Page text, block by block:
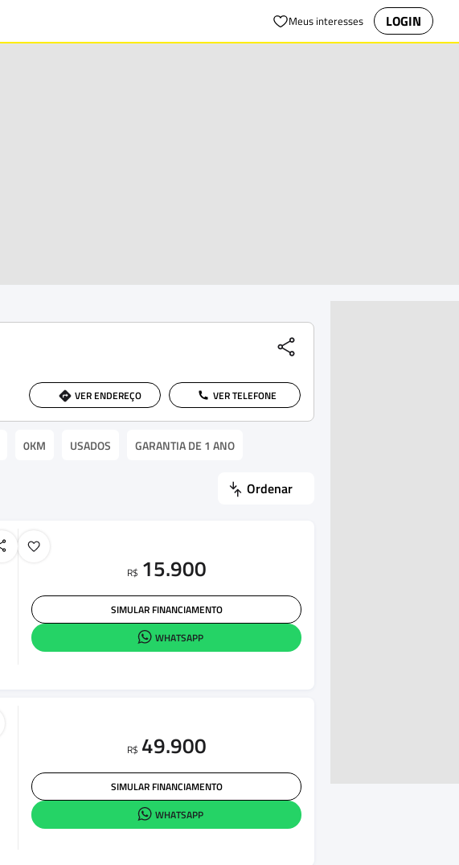
Meus interesses LOGIN
VER ENDEREÇO VER TELEFONE
0KM USADOS GARANTIA DE 1 ANO
Ordenar
R$ 15.900
SIMULAR FINANCIAMENTO
WHATSAPP
R$ 49.900
SIMULAR FINANCIAMENTO
WHATSAPP